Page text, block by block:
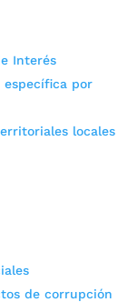
Interés
por
locales
de corrupción
de
|Noticias
en el
Sergio